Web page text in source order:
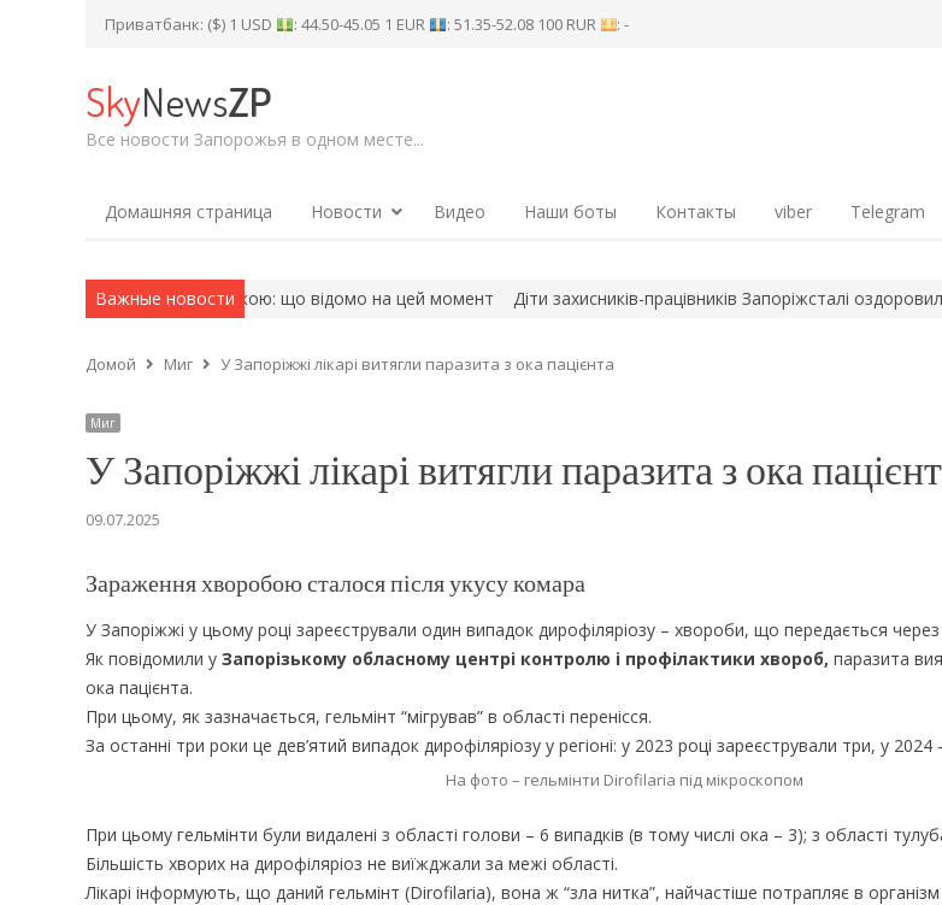
Приватбанк: ($) 1 USD : 44.50-45.05 1 EUR : 51.35-52.08 100 RUR : -
SkyNewsZP
Все новости Запорожья в одном месте...
Домашняя страница Новости Видео Наши боты Контакты viber Telegram
Важные новости
Київ балістикою: що відомо на цей момент Діти захисників-працівників Запоріжсталі оздоровилися
Домой Миг У Запоріжжі лікарі витягли паразита з ока пацієнта
Миг
У Запоріжжі лікарі витягли паразита з ока
09.07.2025
Зараження хворобою сталося після укусу комара
У Запоріжжі у цьому році зареєстрували один випадок дирофіляріозу – хвороби, що передається
Як повідомили у Запорізькому обласному центрі контролю і профілактики хвороб, паразита
ока пацієнта.
При цьому, як зазначається, гельмінт “мігрував” в області перенісся.
За останні три роки це дев’ятий випадок дирофіляріозу у регіоні: у 2023 році зареєстрували три, у
На фото – гельмінти Dirofilaria під мікроскопом
При цьому гельмінти були видалені з області голови – 6 випадків (в тому числі ока – 3); з області
Більшість хворих на дирофіляріоз не виїжджали за межі області.
Лікарі інформують, що даний гельмінт (Dirofilaria), вона ж “зла нитка”, найчастіше потрапляє в